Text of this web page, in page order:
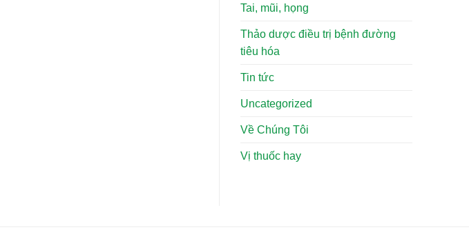
Tai, mũi, họng
Thảo dược điều trị bệnh đường
tiêu hóa
Tin tức
Uncategorized
Về Chúng Tôi
Vị thuốc hay